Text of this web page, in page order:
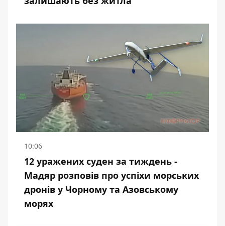
10:06
12 уражених суден за тиждень -
Мадяр розповів про успіхи морських
дронів у Чорному та Азовському
морях